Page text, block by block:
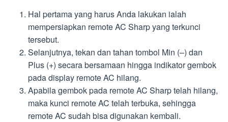
Hal pertama yang harus Anda lakukan ialah
mempersiapkan remote AC Sharp yang terkunci
tersebut.
Selanjutnya, tekan dan tahan tombol Min (–) dan
Plus (+) secara bersamaan hingga indikator gembok
pada display remote AC hilang.
Apabila gembok pada remote AC Sharp telah hilang,
maka kunci remote AC telah terbuka, sehingga
remote AC sudah bisa digunakan kembali.